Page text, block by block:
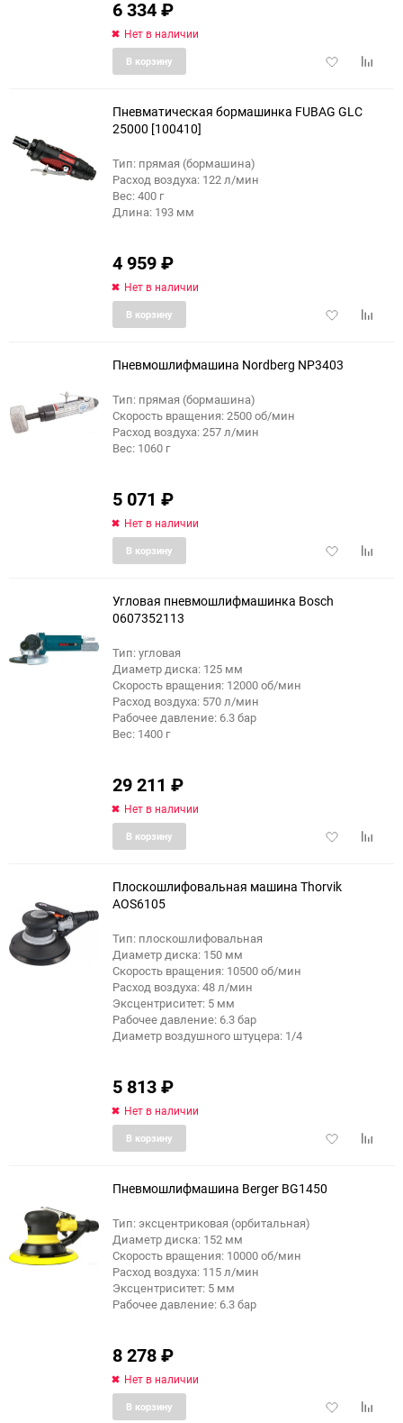
6 334₽
Нет в наличии
Добавить
В корзину
Пневматическая бормашинка FUBAG GLC
25000 [100410]
Тип: прямая (бормашина)
Расход воздуха: 122 л/мин
Вес: 400 г
Длина: 193 мм
4 959₽
Нет в наличии
Добавить
В корзину
Пневмошлифмашина Nordberg NP3403
Тип: прямая (бормашина)
Скорость вращения: 2500 об/мин
Расход воздуха: 257 л/мин
Вес: 1060 г
5 071 ₽
Нет в наличии
Добавить
В корзину
Угловая пневмошлифмашинка Bosch
0607352113
Тип: угловая
Диаметр диска: 125 мм
Скорость вращения: 12000 об/мин
Расход воздуха: 570 л/мин
Рабочее давление: 6.3 бар
Вес: 1400 г
29 211 ₽
Нет в наличии
Добавить
В корзину
Плоскошлифовальная машина Thorvik
AOS6105
Тип: плоскошлифовальная
Диаметр диска: 150 мм
Скорость вращения: 10500 об/мин
Расход воздуха: 48 л/мин
Эксцентриситет: 5 мм
Рабочее давление: 6.3 бар
Диаметр воздушного штуцера: 1/4
5 813₽
Нет в наличии
Добавить
В корзину
еще 6 фото
Пневмошлифмашина Berger BG1450
Тип: эксцентриковая (орбитальная)
Диаметр диска: 152 мм
Скорость вращения: 10000 об/мин
Расход воздуха: 115 л/мин
Эксцентриситет: 5 мм
Рабочее давление: 6.3 бар
8 278₽
Нет в наличии
Добавить
В корзину